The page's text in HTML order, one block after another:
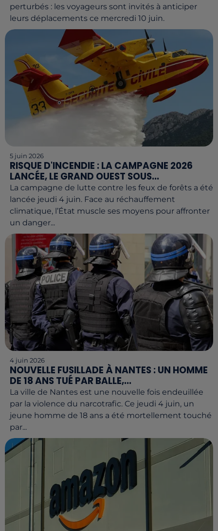
perturbés : les voyageurs sont invités à anticiper
leurs déplacements ce mercredi 10 juin.
5 juin 2026
RISQUE D'INCENDIE : LA CAMPAGNE 2026
LANCÉE, LE GRAND OUEST SOUS...
La campagne de lutte contre les feux de forêts a été
lancée jeudi 4 juin. Face au réchauffement
climatique, l’État muscle ses moyens pour affronter
un danger...
4 juin 2026
NOUVELLE FUSILLADE À NANTES : UN HOMME
DE 18 ANS TUÉ PAR BALLE,...
La ville de Nantes est une nouvelle fois endeuillée
par la violence du narcotrafic. Ce jeudi 4 juin, un
jeune homme de 18 ans a été mortellement touché
par...